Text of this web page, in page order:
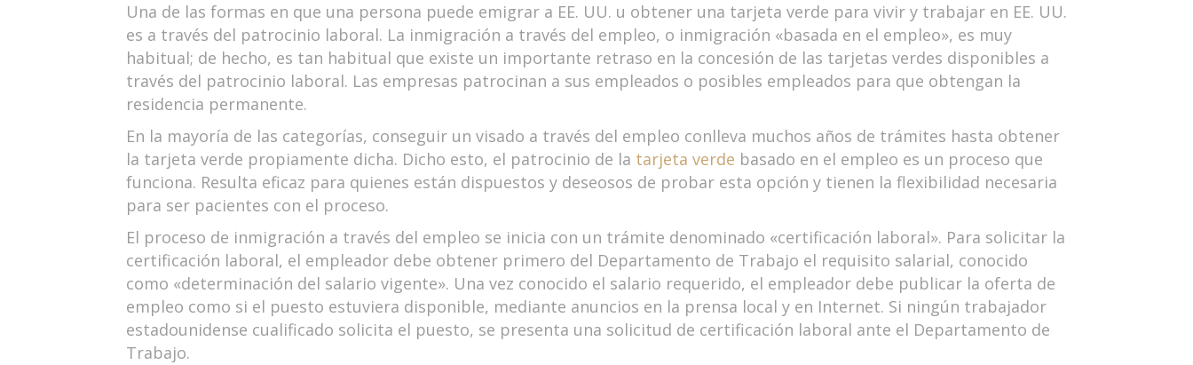
Una de las formas en que una persona puede emigrar a EE. UU. u obtener una tarjeta verde para vivir y trabajar en EE. UU.
es a través del patrocinio laboral. La inmigración a través del empleo, o inmigración «basada en el empleo», es muy
habitual; de hecho, es tan habitual que existe un importante retraso en la concesión de las tarjetas verdes disponibles a
través del patrocinio laboral. Las empresas patrocinan a sus empleados o posibles empleados para que obtengan la
residencia permanente.
En la mayoría de las categorías, conseguir un visado a través del empleo conlleva muchos años de trámites hasta obtener
la tarjeta verde propiamente dicha. Dicho esto, el patrocinio de la tarjeta verde basado en el empleo es un proceso que
funciona. Resulta eficaz para quienes están dispuestos y deseosos de probar esta opción y tienen la flexibilidad necesaria
para ser pacientes con el proceso.
El proceso de inmigración a través del empleo se inicia con un trámite denominado «certificación laboral». Para solicitar la
certificación laboral, el empleador debe obtener primero del Departamento de Trabajo el requisito salarial, conocido
como «determinación del salario vigente». Una vez conocido el salario requerido, el empleador debe publicar la oferta de
empleo como si el puesto estuviera disponible, mediante anuncios en la prensa local y en Internet. Si ningún trabajador
estadounidense cualificado solicita el puesto, se presenta una solicitud de certificación laboral ante el Departamento de
Trabajo.